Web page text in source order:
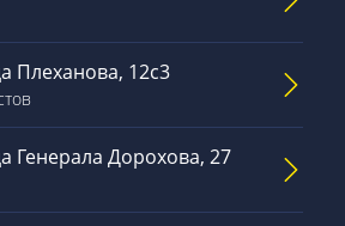
Плеханова, 12с3
Генерала Дорохова, 27